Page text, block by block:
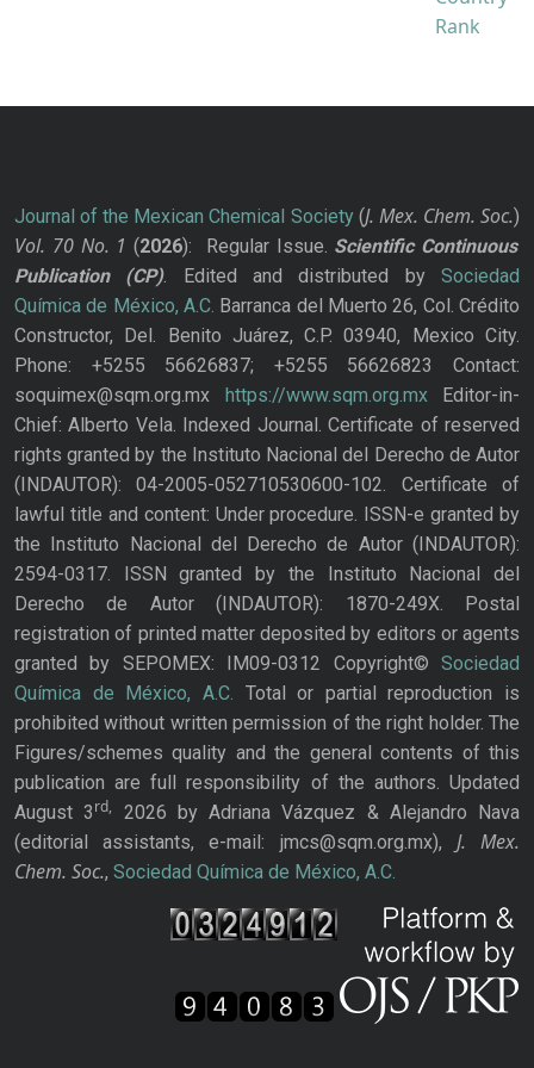
Journal of the Mexican Chemical Society(J. Mex. Chem. Soc.)
Vol. 70 No. 1 (2026): Regular Issue. Scientific Continuous
Publication
(CP). Edited and distributed bySociedad
Química de México, A.C. Barranca del Muerto 26, Col. Crédito
Constructor, Del. Benito Juárez, C.P. 03940, Mexico City.
Phone: +5255 56626837; +5255 56626823 Contact:
soquimex@sqm.org.mx https://www.sqm.org.mxEditor-in-
Chief: Alberto Vela. Indexed Journal. Certificate of reserved
rights granted by the Instituto Nacional del Derecho de Autor
(INDAUTOR): 04-2005-052710530600-102. Certificate of
lawful title and content: Under procedure. ISSN-e granted by
the Instituto Nacional del Derecho de Autor (INDAUTOR):
2594-0317. ISSN granted by the Instituto Nacional del
Derecho de Autor (INDAUTOR): 1870-249X. Postal
registration of printed matter deposited by editors or agents
granted by SEPOMEX: IM09-0312 Copyright© Sociedad
Química de México, A.C. Total or partial reproduction is
prohibited without written permission of the right holder. The
Figures/schemes quality and the general contents of this
publication are full responsibility of the authors. Updated
August 3rd,
2026 by Adriana Vázquez & Alejandro Nava
(editorial assistants, e-mail: jmcs@sqm.org.mx), J. Mex.
Chem. Soc., Sociedad Química de México, A.C.